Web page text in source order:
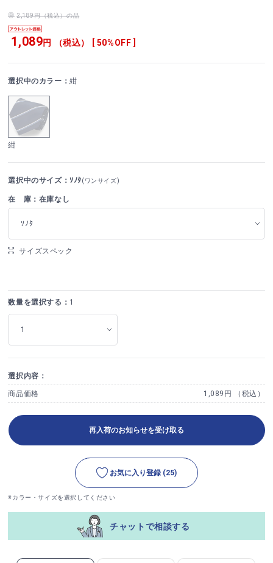
2,189円（税込）の品
1,089円 （税込） [ 50%OFF ]
選択中のカラー：紺
紺
選択中のサイズ：ｿﾉﾀ(ワンサイズ)
在 庫：在庫なし
ｿﾉﾀ
サイズスペック
数量を選択する： 1
選択内容：
商品価格 1,089円 （税込）
再入荷のお知らせを受け取る
お気に入り登録 (25)
※カラー・サイズを選択してください
チャットで相談する